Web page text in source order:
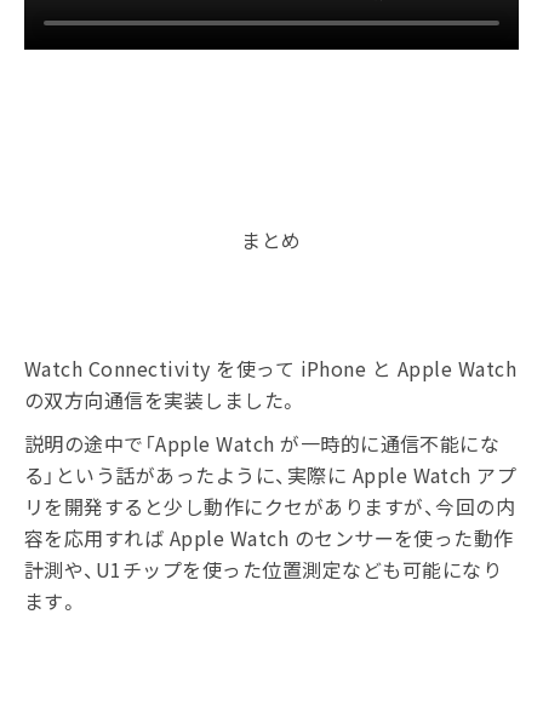
まとめ
Watch Connectivity を使って iPhone と Apple Watch
の双方向通信を実装しました。
説明の途中で「Apple Watch が一時的に通信不能にな
る」という話があったように、実際に Apple Watch アプ
リを開発すると少し動作にクセがありますが、今回の内
容を応用すれば Apple Watch のセンサーを使った動作
計測や、U1チップを使った位置測定なども可能になり
ます。